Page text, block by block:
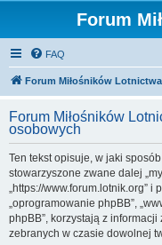
Forum
FAQ
Forum Miłośników Lotnictwa
Forum Miłośników
osobowych
Ten tekst opisuje, w jaki
stowarzyszone zwane dalej
„https://www.forum.lotnik.org” i
„oprogramowanie phpBB”,
phpBB”, korzystają z
zebranych w czasie dowolnej